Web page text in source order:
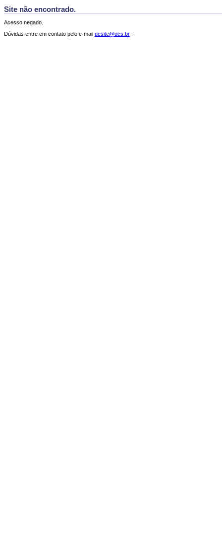
Site não encontrado.
Acesso negado.
Dúvidas entre em contato pelo e-mail ucsite@ucs.br